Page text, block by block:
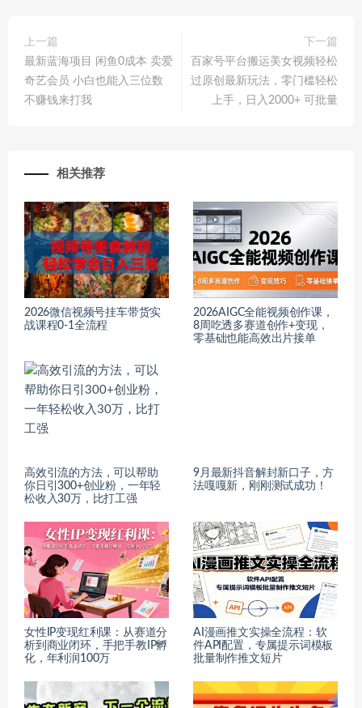
上一篇
最新蓝海项目 闲鱼0成本 卖爱
奇艺会员 小白也能入三位数
不赚钱来打我
下一篇
百家号平台搬运美女视频轻松
过原创最新玩法，零门槛轻松
上手，日入2000+ 可批量
相关推荐
2026微信视频号挂车带货实
战课程0-1全流程
2026AIGC全能视频创作课，
8周吃透多赛道创作+变现，
零基础也能高效出片接单
高效引流的方法，可以帮助
你日引300+创业粉，一年轻
松收入30万，比打工强
9月最新抖音解封新口子，方
法嘎嘎新，刚刚测试成功！
女性IP变现红利课：从赛道分
析到商业闭环，手把手教IP孵
化，年利润100万
AI漫画推文实操全流程：软
件API配置，专属提示词模板
批量制作推文短片